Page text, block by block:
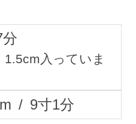
分
1.5cm入っていま
/ 9寸1分